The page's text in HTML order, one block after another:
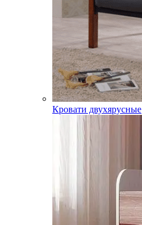
Кровати двухярусные